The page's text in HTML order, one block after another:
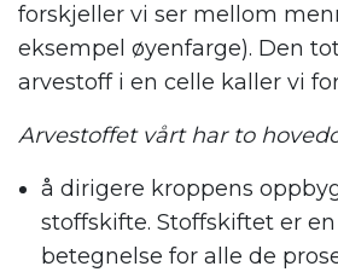
forskjeller vi ser mellom
eksempel øyenfarge). Den
arvestoff i en celle kaller vi
Arvestoffet vårt har to
å dirigere kroppens
stoffskifte. Stoffskiftet er
betegnelse for alle de